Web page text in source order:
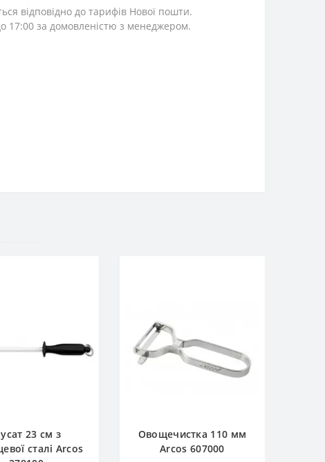
відповідно до тарифів Нової пошти.
17:00 за домовленістю з менеджером.
23 см з
сталі Arcos
Овощечистка 110 мм
Arcos 607000